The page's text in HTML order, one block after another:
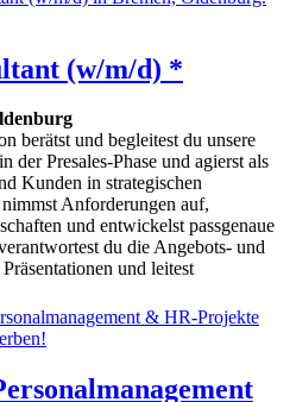
(w/m/d) *
berätst und begleitest du unsere
der Presales-Phase und agierst als
Kunden in strategischen
Anforderungen auf,
und entwickelst passgenaue
du die Angebots- und
und leitest